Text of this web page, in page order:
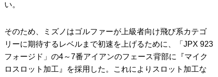
い。
そのため、ミズノはゴルファーが上級者向け飛び系カテゴ
リーに期待するレベルまで初速を上げるために、「JPX 923
フォージド」の4～7番アイアンのフェース背部に『マイク
ロスロット加工』を採用した。これによりスロット加工な